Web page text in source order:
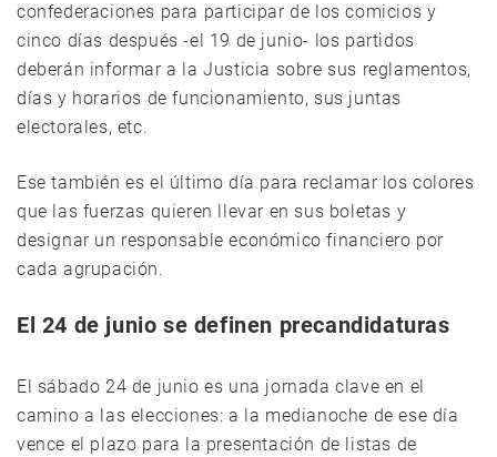
confederaciones para participar de los comicios y
cinco días después -el 19 de junio- los partidos
deberán informar a la Justicia sobre sus reglamentos,
días y horarios de funcionamiento, sus juntas
electorales, etc.
Ese también es el último día para reclamar los colores
que las fuerzas quieren llevar en sus boletas y
designar un responsable económico financiero por
cada agrupación.
El 24 de junio se definen precandidaturas
El sábado 24 de junio es una jornada clave en el
camino a las elecciones: a la medianoche de ese día
vence el plazo para la presentación de listas de